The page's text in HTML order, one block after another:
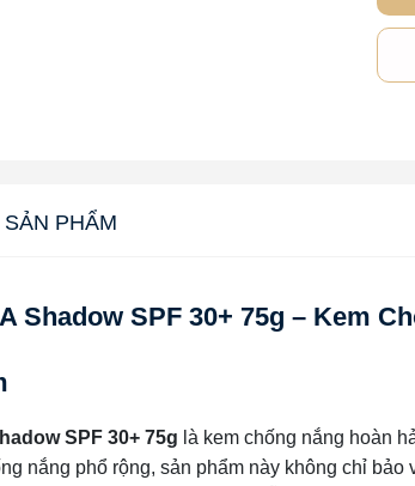
PHẨM
Shadow SPF 30+ 75g – Kem
SPF 30+ 75g là kem chống nắng hoàn
nắng phổ rộng, sản phẩm này không chỉ